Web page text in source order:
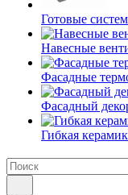
Готовые
Навесные
Фасадные
Фасадный
Гибкая